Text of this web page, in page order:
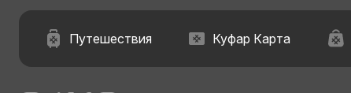
Путешествия Куфар Карта